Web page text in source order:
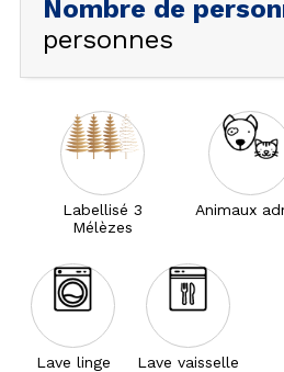
Nombre de
personnes
Labellisé 3
Mélèzes
Animaux
Lave linge Lave vaisselle